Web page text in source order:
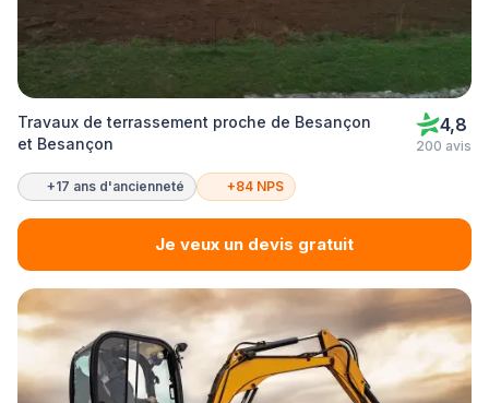
Travaux de terrassement proche de Besançon
et Besançon
4,8
200 avis
+17 ans d'ancienneté +84 NPS
Je veux un devis gratuit